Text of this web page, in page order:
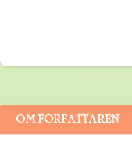
OM FÖRFATTAREN